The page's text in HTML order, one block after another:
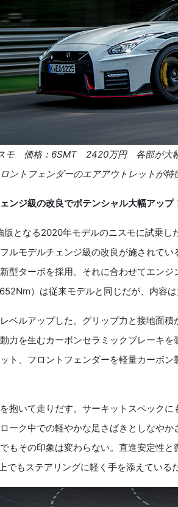
モ 価格：6SMT 2420万円 各部が大
ントフェンダーのエアアウトレットが
ンジ級の改良でポテンシャル大幅アップ
となる2020年モデルのニスモに試乗し
ルモデルチェンジ級の改良が施されて
型ターボを採用。それに合わせてエン
）は従来モデルと同じだが、内容は
ベルアップした。グリップ力と接地面
力を生むカーボンセラミックブレーキ
ト、フロントフェンダーを軽量カーボ
抱いて走りだす。サーキットスペックに
ーク中での軽やかな足さばきとしなや
もその印象は変わらない。直進安定性と
でもステアリングに軽く手を添えている